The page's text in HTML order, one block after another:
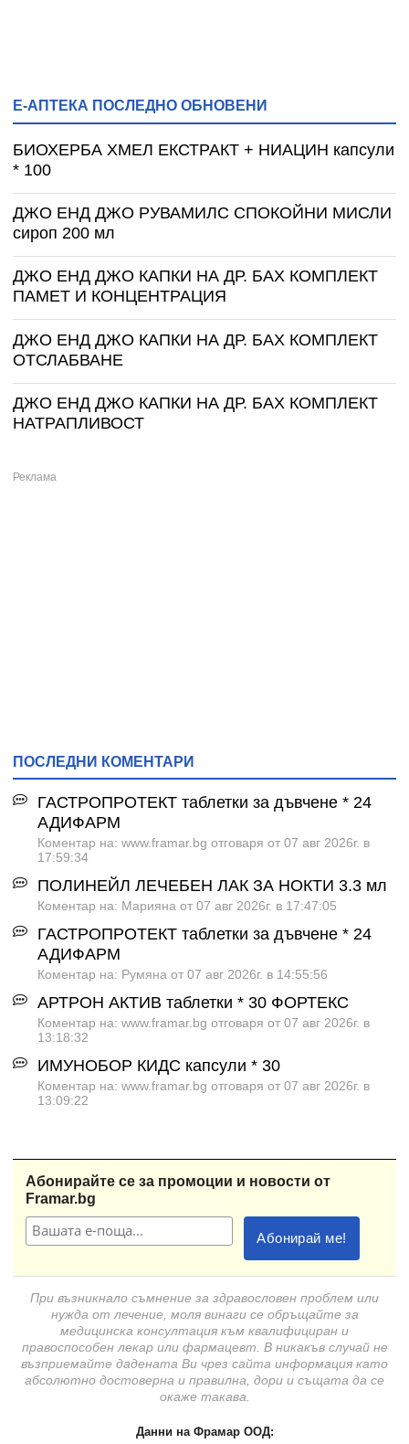
Е-АПТЕКА ПОСЛЕДНО ОБНОВЕНИ
БИОХЕРБА ХМЕЛ ЕКСТРАКТ + НИАЦИН капсули
* 100
ДЖО ЕНД ДЖО РУВАМИЛС СПОКОЙНИ МИСЛИ
сироп 200 мл
ДЖО ЕНД ДЖО КАПКИ НА ДР. БАХ КОМПЛЕКТ
ПАМЕТ И КОНЦЕНТРАЦИЯ
ДЖО ЕНД ДЖО КАПКИ НА ДР. БАХ КОМПЛЕКТ
ОТСЛАБВАНЕ
ДЖО ЕНД ДЖО КАПКИ НА ДР. БАХ КОМПЛЕКТ
НАТРАПЛИВОСТ
ПОСЛЕДНИ КОМЕНТАРИ
ГАСТРОПРОТЕКТ таблетки за дъвчене * 24
АДИФАРМ
Коментар на: www.framar.bg отговаря от 07 авг 2026г. в
17:59:34
ПОЛИНЕЙЛ ЛЕЧЕБЕН ЛАК ЗА НОКТИ 3.3 мл
Коментар на: Марияна от 07 авг 2026г. в 17:47:05
ГАСТРОПРОТЕКТ таблетки за дъвчене * 24
АДИФАРМ
Коментар на: Румяна от 07 авг 2026г. в 14:55:56
АРТРОН АКТИВ таблетки * 30 ФОРТЕКС
Коментар на: www.framar.bg отговаря от 07 авг 2026г. в
13:18:32
ИМУНОБОР КИДС капсули * 30
Коментар на: www.framar.bg отговаря от 07 авг 2026г. в
13:09:22
Абонирайте се за промоции и новости от
Framar.bg
При възникнало съмнение за здравословен проблем или
нужда от лечение, моля винаги се обръщайте за
медицинска консултация към квалифициран и
правоспособен лекар или фармацевт. В никакъв случай не
възприемайте дадената Ви чрез сайта информация като
абсолютно достоверна и правилна, дори и същата да се
окаже такава.
Данни на Фрамар ООД: